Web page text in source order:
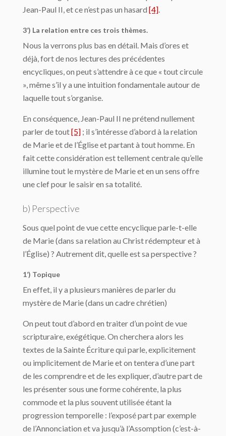
Jean-Paul II, et ce n’est pas un hasard [4].
3’) La relation entre ces trois thèmes.
Nous la verrons plus bas en détail. Mais d’ores et
déjà, fort de nos lectures des précédentes
encycliques, on peut s’attendre à ce que « tout circule
», même s’il y a une intuition fondamentale autour de
laquelle tout s’organise.
En conséquence, Jean-Paul II ne prétend nullement
parler de tout[5] ; il s’intéresse d’abord à la relation
de Marie et de l’Église et partant à tout homme. En
fait cette considération est tellement centrale qu’elle
illumine tout le mystère de Marie et en un sens offre
une clef pour le saisir en sa totalité.
b) Perspective
Sous quel point de vue cette encyclique parle-t-elle
de Marie (dans sa relation au Christ rédempteur et à
l’Église) ? Autrement dit, quelle est sa perspective ?
1’) Topique
En effet, il y a plusieurs manières de parler du
mystère de Marie (dans un cadre chrétien)
On peut tout d’abord en traiter d’un point de vue
scripturaire, exégétique. On cherchera alors les
textes de la Sainte Écriture qui parle, explicitement
ou implicitement de Marie et on tentera d’une part
de les comprendre et de les expliquer, d’autre part de
les présenter sous une forme cohérente, la plus
commode et la plus souvent utilisée étant la
progression temporelle : l’exposé part par exemple
de l’Annonciation et va jusqu’à l’Assomption (c’est-à-